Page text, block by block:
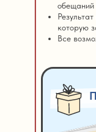
обещаний
которую
Все